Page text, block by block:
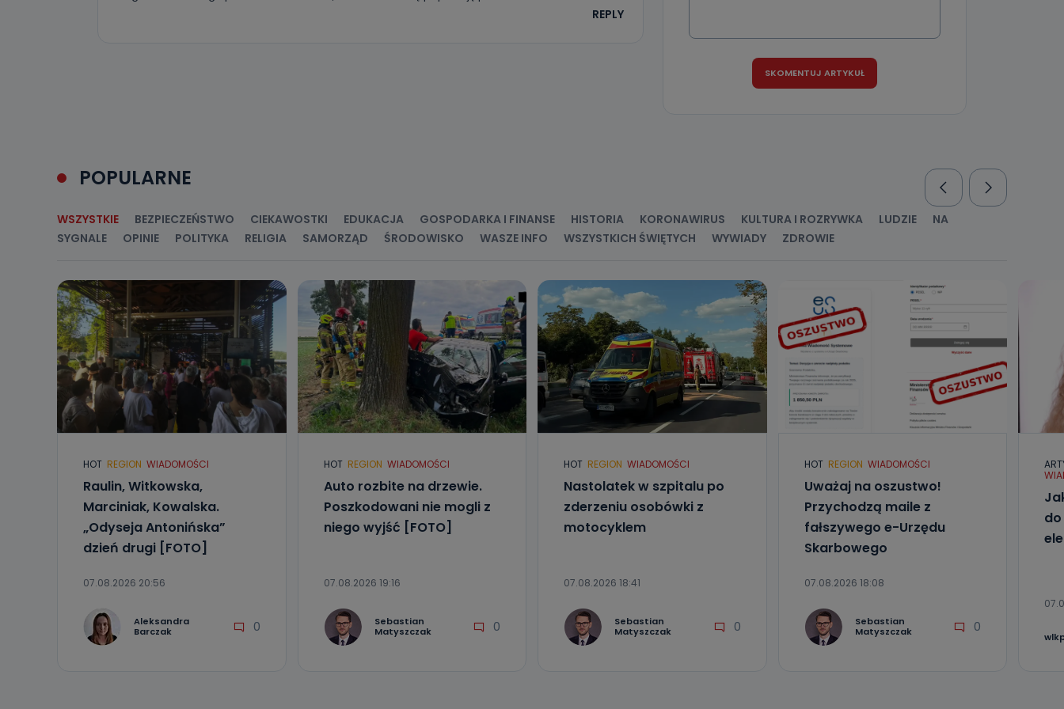
REPLY
POPULARNE
WSZYSTKIE BEZPIECZEŃSTWO CIEKAWOSTKI EDUKACJA GOSPODARKA I FINANSE HISTORIA KORONAWIRUS KULTURA I ROZRYWKA LUDZIE
NA
SYGNALE
OPINIE POLITYKA RELIGIA SAMORZĄD ŚRODOWISKO WASZE INFO WSZYSTKICH ŚWIĘTYCH WYWIADY ZDROWIE
HOT REGION WIADOMOŚCI
Raulin, Witkowska,
Marciniak, Kowalska.
„Odyseja Antonińska”
dzień drugi [FOTO]
07.08.2026 20:56
Aleksandra
Barczak
0
HOT REGION WIADOMOŚCI
Auto rozbite na drzewie.
Poszkodowani nie mogli z
niego wyjść [FOTO]
07.08.2026 19:16
Sebastian
Matyszczak
0
HOT REGION WIADOMOŚCI
Nastolatek w szpitalu po
zderzeniu osobówki z
motocyklem
07.08.2026 18:41
Sebastian
Matyszczak
0
HOT REGION WIADOMOŚCI
Uważaj na oszustwo!
Przychodzą maile z
fałszywego e-Urzędu
Skarbowego
07.08.2026 18:08
Sebastian
Matyszczak
0